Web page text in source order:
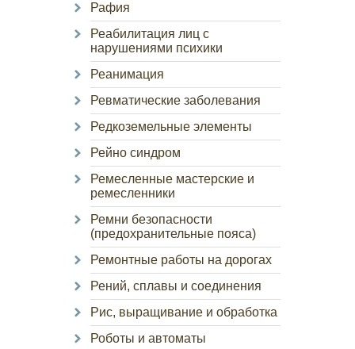
Рафия
Реабилитация лиц с
нарушениями психики
Реанимация
Ревматические заболевания
Редкоземельные элементы
Рейно синдром
Ремесленные мастерские и
ремесленники
Ремни безопасности
(предохранительные пояса)
Ремонтные работы на дорогах
Рений, сплавы и соединения
Рис, выращивание и обработка
Роботы и автоматы